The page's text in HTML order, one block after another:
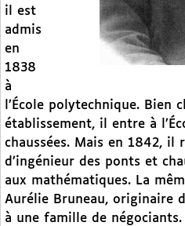
il est
admis
en
1838
à
l’École polytechnique. Bien
établissement, il entre à
chaussées. Mais en 1842, il
d’ingénieur des ponts et
aux mathématiques. La
Aurélie Bruneau, originaire
à une famille de négociants.